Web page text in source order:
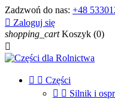
Zadzwoń do nas: +48
 Zaloguj się
shopping_cart Koszyk (0)

  Części
  Silnik i